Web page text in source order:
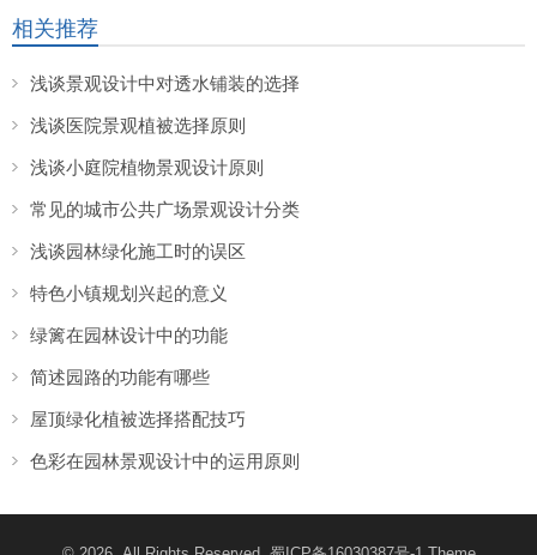
相关推荐
浅谈景观设计中对透水铺装的选择
浅谈医院景观植被选择原则
浅谈小庭院植物景观设计原则
常见的城市公共广场景观设计分类
浅谈园林绿化施工时的误区
特色小镇规划兴起的意义
绿篱在园林设计中的功能
简述园路的功能有哪些
屋顶绿化植被选择搭配技巧
色彩在园林景观设计中的运用原则